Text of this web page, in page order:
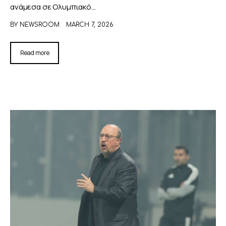
ανάμεσα σε Ολυμπιακό…
BY NEWSROOM MARCH 7, 2026
Read more